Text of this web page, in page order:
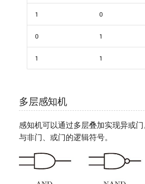
1 0
0 1
1 1
多层感知机
感知机可以通过多层叠加实现异或门
与非门、或门的逻辑符号。